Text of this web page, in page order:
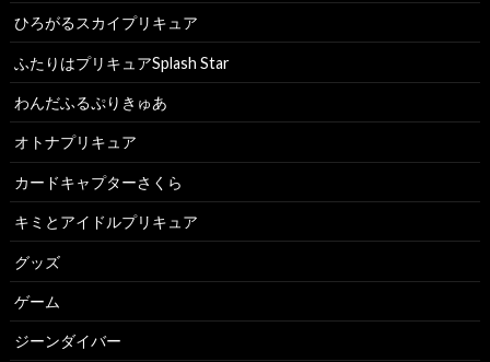
ひろがるスカイプリキュア
ふたりはプリキュアSplash Star
わんだふるぷりきゅあ
オトナプリキュア
カードキャプターさくら
キミとアイドルプリキュア
グッズ
ゲーム
ジーンダイバー